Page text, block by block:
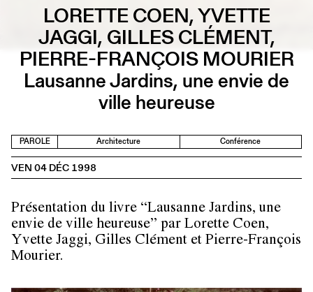
LORETTE COEN, YVETTE
JAGGI, GILLES CLÉMENT,
PIERRE-FRANÇOIS MOURIER
Lausanne Jardins, une envie de
ville heureuse
PAROLE Architecture Conférence
VEN 04 DÉC 1998
Présentation du livre “Lausanne Jardins, une
envie de ville heureuse” par Lorette Coen,
Yvette Jaggi, Gilles Clément et Pierre-François
Mourier.